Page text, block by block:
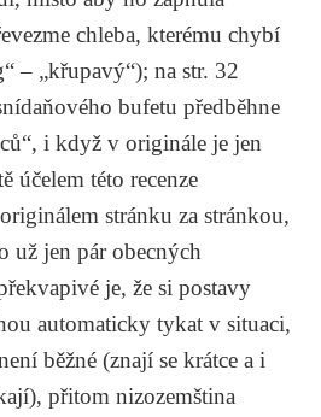
chleba, kterému chybí
– „křupavý“); na str. 32
bufetu předběhne
i když v originále je jen
účelem této recenze
stránku za stránkou,
už jen pár obecných
je, že si postavy
automaticky tykat v situaci,
běžné (znají se krátce a i
přitom nizozemština